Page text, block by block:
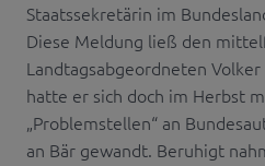
Staatssekretärin im
Diese Meldung ließ den
Landtagsabgeordneten
hatte er sich doch im Herbst
„Problemstellen“ an
an Bär gewandt. Beruhigt